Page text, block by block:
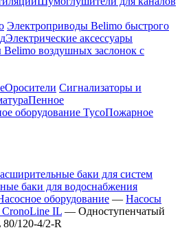
Электроприводы Belimo быстрого
Электрические аксессуары
воздушных заслонок c
Оросители Сигнализаторы и
Пенное
оборудование TycoПожарное
баки для систем
баки для водоснабжения
оборудование — Насосы
IL — Одноступенчатый
120-4/2-R